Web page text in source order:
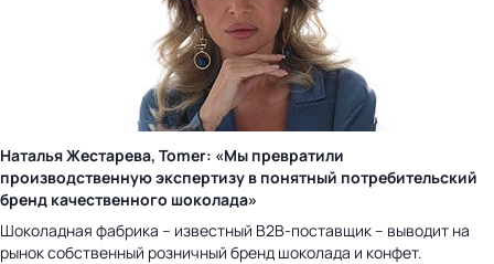
Наталья Жестарева, Tomer: «Мы превратили
производственную экспертизу в понятный потребительский
бренд качественного шоколада»
Шоколадная фабрика – известный B2B-поставщик – выводит на
рынок собственный розничный бренд шоколада и конфет.